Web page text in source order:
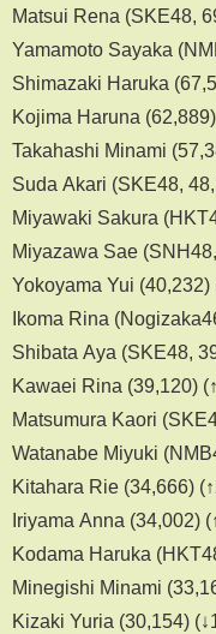
Matsui Rena (SKE48,
Yamamoto Sayaka
Shimazaki Haruka
Kojima Haruna
Takahashi Minami
Suda Akari (SKE48,
Miyawaki Sakura
Miyazawa Sae
Yokoyama Yui (40,232)
Ikoma Rina
Shibata Aya (SKE48,
Kawaei Rina (39,120)
Matsumura Kaori
Watanabe Miyuki
Kitahara Rie (34,666)
Iriyama Anna (34,002)
Kodama Haruka
Minegishi Minami
Kizaki Yuria (30,154)